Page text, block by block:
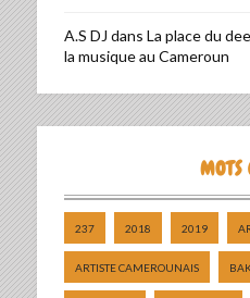
A.S DJ dans La place du
la musique au Cameroun
MOTS
237 2018 2019
ARTISTE CAMEROUNAIS